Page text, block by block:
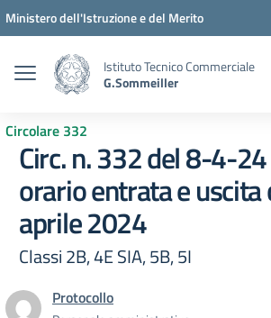
Vai ai contenuti
Vai al menu di navigazione
Vai al footer
Ministero dell'Istruzione e del Merito
Istituto Tecnico Commerciale
G.Sommeiller
Circolare 332
Circ. n. 332 del 8-4-
orario entrata e uscita
aprile 2024
Classi 2B, 4E SIA, 5B, 5I
Protocollo